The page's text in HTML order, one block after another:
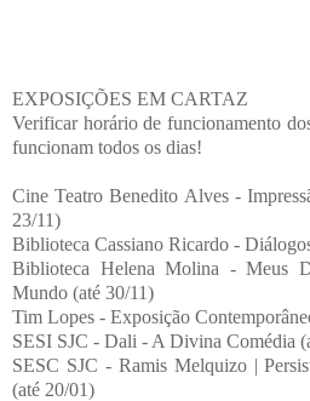
EXPOSIÇÕES EM CARTAZ
Verificar horário de funcionamento
funcionam todos os dias!
Cine Teatro Benedito Alves -
23/11)
Biblioteca Cassiano Ricardo -
Biblioteca Helena Molina - Meus
Mundo (até 30/11)
Tim Lopes - Exposição
SESI SJC - Dali - A Divina Comédia
SESC SJC - Ramis Melquizo |
(até 20/01)